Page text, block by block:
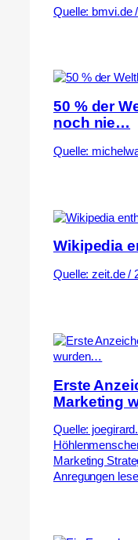
Quelle: bmvi.de
50 % der
noch nie…
Quelle:
Wikipedia
Quelle: zeit.de /
Erste
Marketing
Quelle:
Marketing
Anregungen